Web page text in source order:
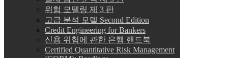
위험 모델링 제 3 판
고급 분석 모델 Second Edition
Credit Engineering for Bankers
신용 위험에 관한 은행 핸드북
Certified Quantitative Risk Management